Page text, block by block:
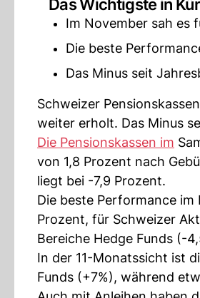
Das Wichtigste in
Im November sah es
Die beste
Das Minus seit
Schweizer
weiter erholt. Das Minus
Die Pensionskassen im
von 1,8 Prozent nach
liegt bei -7,9 Prozent.
Die beste Performance
Prozent, für Schweizer
Bereiche Hedge Funds (-
In der 11-Monatssicht ist
Funds (+7%), während